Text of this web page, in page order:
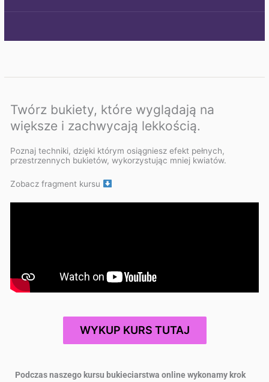
Twórz bukiety, które wyglądają na
większe i zachwycają lekkością.
Poznaj techniki, dzięki którym osiągniesz efekt pełnych,
przestrzennych bukietów, wykorzystując mniej kwiatów.
Zobacz fragment kursu
WYKUP KURS TUTAJ
Podczas naszego kursu bukieciarstwa online wykonamy krok